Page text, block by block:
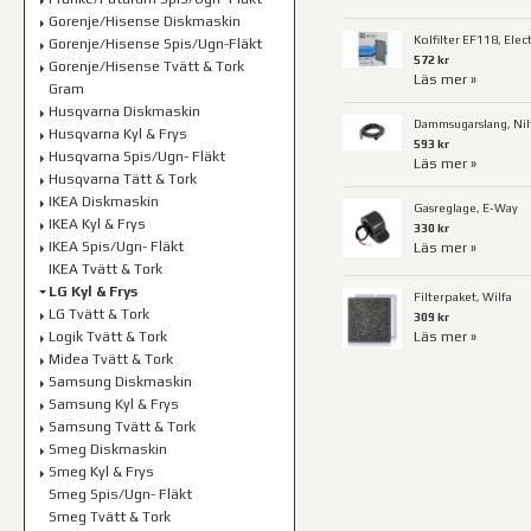
Gorenje/Hisense Diskmaskin
Gorenje/Hisense Spis/Ugn-Fläkt
Gorenje/Hisense Tvätt & Tork
Gram
Husqvarna Diskmaskin
Husqvarna Kyl & Frys
Husqvarna Spis/Ugn- Fläkt
Husqvarna Tätt & Tork
IKEA Diskmaskin
IKEA Kyl & Frys
IKEA Spis/Ugn- Fläkt
IKEA Tvätt & Tork
LG Kyl & Frys
LG Tvätt & Tork
Logik Tvätt & Tork
Midea Tvätt & Tork
Samsung Diskmaskin
Samsung Kyl & Frys
Samsung Tvätt & Tork
Smeg Diskmaskin
Smeg Kyl & Frys
Smeg Spis/Ugn- Fläkt
Smeg Tvätt & Tork
Kolfilter EF118,
572 kr
Läs mer »
Dammsugarslang,
593 kr
Läs mer »
Gasreglage, E-Way
330 kr
Läs mer »
Filterpaket, Wilfa
309 kr
Läs mer »